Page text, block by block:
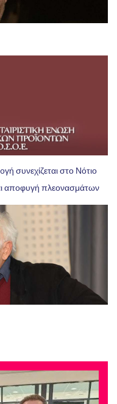
συνεχίζεται στο Νότιο
αποφυγή πλεονασμάτων